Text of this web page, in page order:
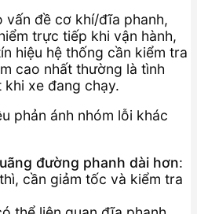
vấn đề cơ khí/đĩa phanh,
trực tiếp khi vận hành,
hiệu hệ thống cần kiểm tra
cao nhất thường là tình
xe đang chạy.
phản ánh nhóm lỗi khác
đường phanh dài hơn:
cần giảm tốc và kiểm tra